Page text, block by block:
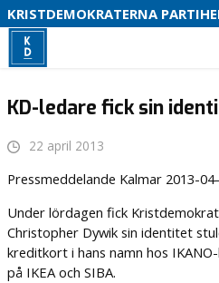
KRISTDEMOKRATERNA
KD-ledare fick sin
22 april 2013
Pressmeddelande Kalmar 2013-
Under lördagen fick
Christopher Dywik sin identitet
kreditkort i hans namn hos
på IKEA och SIBA.